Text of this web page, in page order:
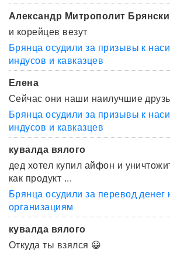
Александр Митрополит
и корейцев везут
Брянца осудили за призывы к
индусов и кавказцев
Елена
Сейчас они наши наилучшие
Брянца осудили за призывы к
индусов и кавказцев
кувалда вялого
дед хотел купил айфон и
как продукт ...
Брянца осудили за перевод
организациям
кувалда вялого
Откуда ты взялся 😀